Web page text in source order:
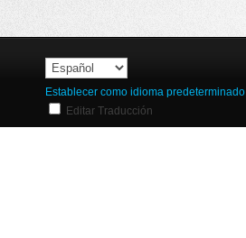
Establecer como idioma predeterminado
Editar Traducción